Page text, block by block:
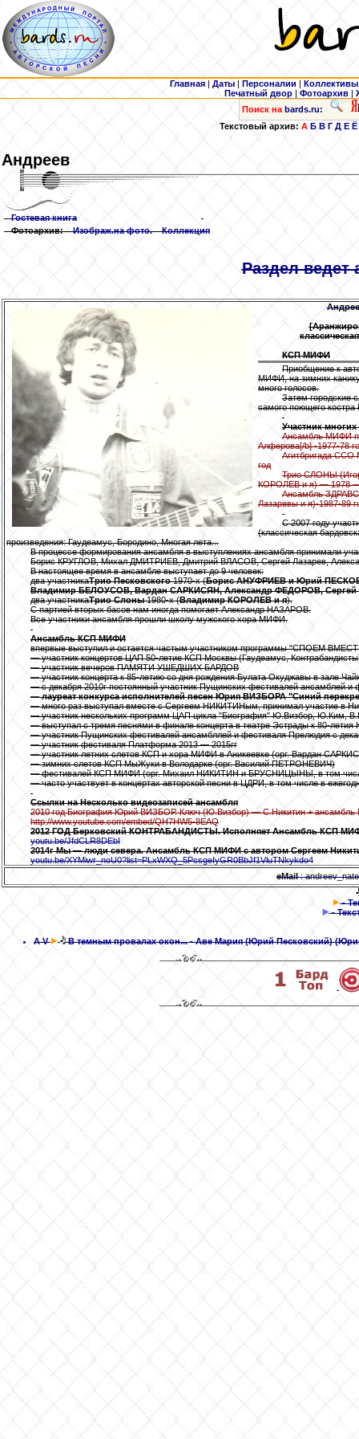
Главная | Даты | Персоналии | Коллективы
Печатный двор |Фотоархив |
Поиск на bards.ru:
Текстовый архив:А Б В Г Д Е Ё
Андреев
Гостевая книга
Фотоархив:
Изображ.на фото. Коллекция
Раздел ведет
КСП МИФИ
Приобщение к
МИФИ, на зимних
много голосов.
Затем городские
самого поющего
Участник
Ансамбль МИФИ
Алферова[/b] -1977-78
Агитбригада
год
Трио СЛОНЫ
КОРОЛЕВ и я) — 1978 —
Ансамбль
Лазаревы и я)-1987-89
С 2007 году
(классическая
произведения: Гаудеамус, Бородино, Многая лета...
В процессе формирования ансамбля в выступлениях ансамбля принимали
Борис КРУГЛОВ, Михал ДМИТРИЕВ, Дмитрий ВЛАСОВ, Сергей Лазарев,
В настоящее время в ансамбле выступает до 9 человек:
два участникаТрио Песковского1970-х (Борис АНУФРИЕВ и Юрий
Владимир БЕЛОУСОВ, Вардан САРКИСЯН, Александр ФЕДОРОВ,
два участникаТрио Слоны1980-х (Владимир КОРОЛЕВ и я).
С партией вторых басов нам иногда помогает Александр НАЗАРОВ.
Все участники ансамбля прошли школу мужского хора МИФИ.
Ансамбль КСП МИФИ
впервые выступил и остается частым участником программы "СПОЕМ
— участник концертов ЦАП 50-летие КСП Москвы (Гаудеамус,
— участник вечеров ПАМЯТИ УШЕДШИХ БАРДОВ
— участник концерта к 85-летию со дня рождения Булата Окуджавы в зале
— с декабря 2010г постоянный участник Пущинских фестивалей ансамблей
—лауреат конкурса исполнителей песен Юрия ВИЗБОРА "Синий
— много раз выступал вместе с Сергеем НИКИТИНым, принимал участие в
— участник нескольких программ ЦАП цикла "Биография" Ю.Визбор, Ю.Ким,
— выступал с тремя песнями в финале концерта в театре Эстрады к 80-
— участник Пущинских фестивалей ансамбллей и фестиваля Прелюдия с
— участник фестиваля Платформа 2013 — 2015гг
— участник летних слетов КСП и хора МИФИ в Аникеевке (орг. Вардан
— зимних слетов КСП МыЖуки в Володарке (орг. Василий ПЕТРОНЕВИЧ)
— фестивалей КСП МИФИ (орг. Михаил НИКИТИН и БРУСНИЦЫНЫ, в том
— часто участвует в концертах авторской песни в ЦДРИ, в том числе в
Ссылки на Несколько видеозаписей ансамбля
2010 год Биография Юрий ВИЗБОР. Ключ (Ю.Визбор) — С.Никитин +
http://www.youtube.com/embed/QH7HW5-8EAQ
2012 ГОД Берковский КОНТРАБАНДИСТЫ. Исполняет Ансамбль КСП
youtu.be/JfdCLR8DEbI
2014г Мы — люди севера. Ансамбль КСП МИФИ с автором Сергеем
youtu.be/XYMiwr_noU0?list=PLxWXQ_5PcsgeIyGR0BbJf1VluTNkykdo4
eMail:
-
-
A V В темным провалах окон...- Аве Мария (Юрий Песковский)